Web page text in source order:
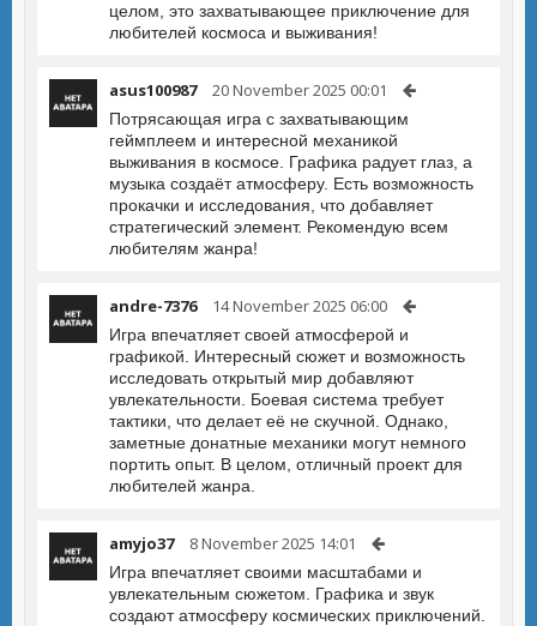
целом, это захватывающее приключение для
любителей космоса и выживания!
asus100987 20 November 2025 00:01
Потрясающая игра с захватывающим
геймплеем и интересной механикой
выживания в космосе. Графика радует глаз, а
музыка создаёт атмосферу. Есть возможность
прокачки и исследования, что добавляет
стратегический элемент. Рекомендую всем
любителям жанра!
andre-7376 14 November 2025 06:00
Игра впечатляет своей атмосферой и
графикой. Интересный сюжет и возможность
исследовать открытый мир добавляют
увлекательности. Боевая система требует
тактики, что делает её не скучной. Однако,
заметные донатные механики могут немного
портить опыт. В целом, отличный проект для
любителей жанра.
amyjo37 8 November 2025 14:01
Игра впечатляет своими масштабами и
увлекательным сюжетом. Графика и звук
создают атмосферу космических приключений.